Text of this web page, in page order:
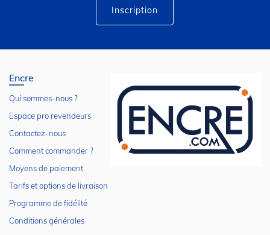
Inscription
Encre
Qui sommes-nous ?
Espace pro revendeurs
Contactez-nous
Comment commander ?
Moyens de paiement
Tarifs et options de livraison
Programme de fidélité
Conditions générales